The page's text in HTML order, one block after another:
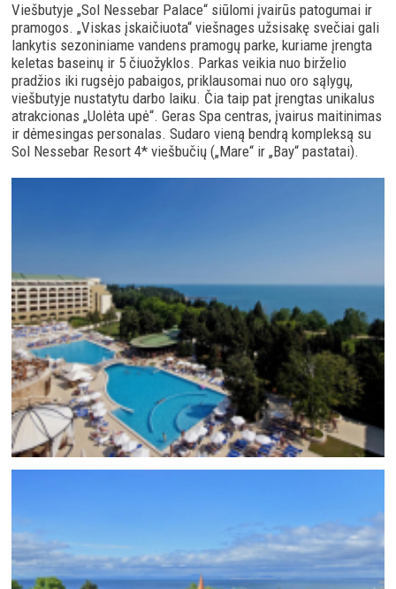
Viešbutyje „Sol Nessebar Palace“ siūlomi įvairūs patogumai ir
pramogos. „Viskas įskaičiuota“ viešnages užsisakę svečiai gali
lankytis sezoniniame vandens pramogų parke, kuriame įrengta
keletas baseinų ir 5 čiuožyklos. Parkas veikia nuo birželio
pradžios iki rugsėjo pabaigos, priklausomai nuo oro sąlygų,
viešbutyje nustatytu darbo laiku. Čia taip pat įrengtas unikalus
atrakcionas „Uolėta upė“. Geras Spa centras, įvairus maitinimas
ir dėmesingas personalas. Sudaro vieną bendrą kompleksą su
Sol Nessebar Resort 4* viešbučių („Mare“ ir „Bay“ pastatai).